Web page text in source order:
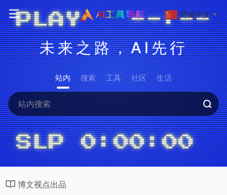
未来之路，AI先行
站内 搜索 工具 社区 生活
博文视点出品
简体中文 ▼